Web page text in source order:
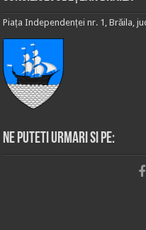
Piața Independenței nr. 1, Brăila,
Ne puteti urmari si pe: